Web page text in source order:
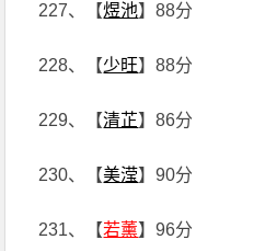
227、【煜池】88分
228、【少旺】88分
229、【清芷】86分
230、【美滢】90分
231、【若薰】96分